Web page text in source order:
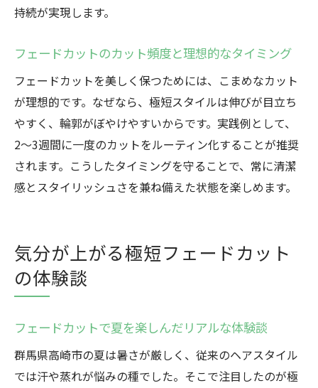
持続が実現します。
フェードカットのカット頻度と理想的なタイミング
フェードカットを美しく保つためには、こまめなカット
が理想的です。なぜなら、極短スタイルは伸びが目立ち
やすく、輪郭がぼやけやすいからです。実践例として、
2〜3週間に一度のカットをルーティン化することが推奨
されます。こうしたタイミングを守ることで、常に清潔
感とスタイリッシュさを兼ね備えた状態を楽しめます。
気分が上がる極短フェードカット
の体験談
フェードカットで夏を楽しんだリアルな体験談
群馬県高崎市の夏は暑さが厳しく、従来のヘアスタイル
では汗や蒸れが悩みの種でした。そこで注目したのが極